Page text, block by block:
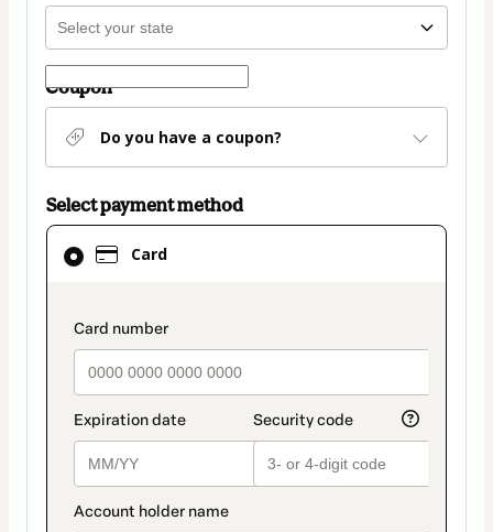
Coupon
Do you have a coupon?
Select payment method
Card
payment_data.section_title_v2
Card
selected
method